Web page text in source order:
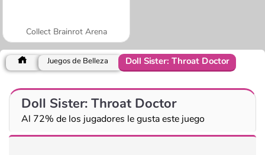
Collect Brainrot Arena
Juegos de Belleza Doll Sister: Throat Doctor
Doll Sister: Throat Doctor
Al 72% de los jugadores le gusta este juego